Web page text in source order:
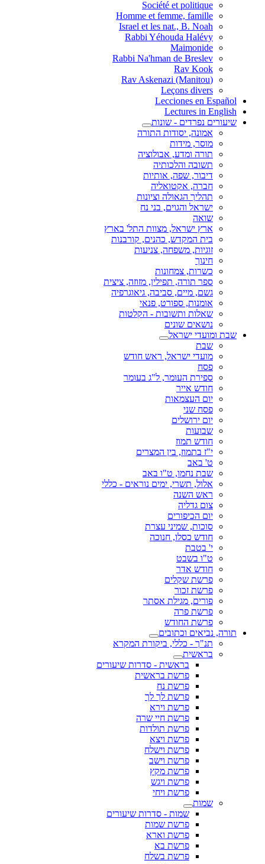
Société et politique
Homme et femme, famille
Israel et les nat., B. Noah
Rabbi Yéhouda Halévy
Maimonide
Rabbi Na'hman de Breslev
Rav Kook
(Rav Askenazi (Manitou
Leçons divers
Lecciones en Español
Lectures in English
שיעורים נפרדים - שונות
אמונה, יסודות התורה
מוסר, מידות
תורה ומדע, אבולוציה
תשובה והלכותיה
דיבור, שפה, אותיות
חברה, אקטואליה
תהליך הגאולה וציונות
ישראל והגוים, בני נח
שואה
ארץ ישראל, מצוות התל' בארץ
בית המקדש, כהנים, קורבנות
זוגיות, משפחה, צניעות
חינוך
כשרות, צמחונות
ספר תורה, תפילין, מזוזה, ציצית
גשם, מיים, סביבה, גיאוגרפיה
אומנות, ספורט, פנאי
שאלות ותשובות - הקלטות
נושאים שונים
שבת ומועדי ישראל
שבת
מועדי ישראל, ראש חודש
פסח
ספירת העומר, ל"ג בעומר
חודש אייר
יום העצמאות
פסח שני
יום ירושלים
שבועות
חודש תמוז
י"ז בתמוז, בין המצרים
ט' באב
שבת נחמו, ט"ו באב
אלול, תשרי, ימים נוראים - כללי
ראש השנה
צום גדליה
יום הכיפורים
סוכות, שמיני עצרת
חודש כסלו, חנוכה
י' בטבת
ט"ו בשבט
חודש אדר
פרשת שקלים
פרשת זכור
פורים, מגילת אסתר
פרשת פרה
פרשת החודש
תורה, נביאים וכתובים
תנ"ך - כללי, ביקורת המקרא
בראשית
בראשית - סדרות שיעורים
פרשת בראשית
פרשת נח
פרשת לך לך
פרשת וירא
פרשת חיי שרה
פרשת תולדות
פרשת ויצא
פרשת וישלח
פרשת וישב
פרשת מקץ
פרשת ויגש
פרשת ויחי
שמות
שמות - סדרות שיעורים
פרשת שמות
פרשת וארא
פרשת בא
פרשת בשלח